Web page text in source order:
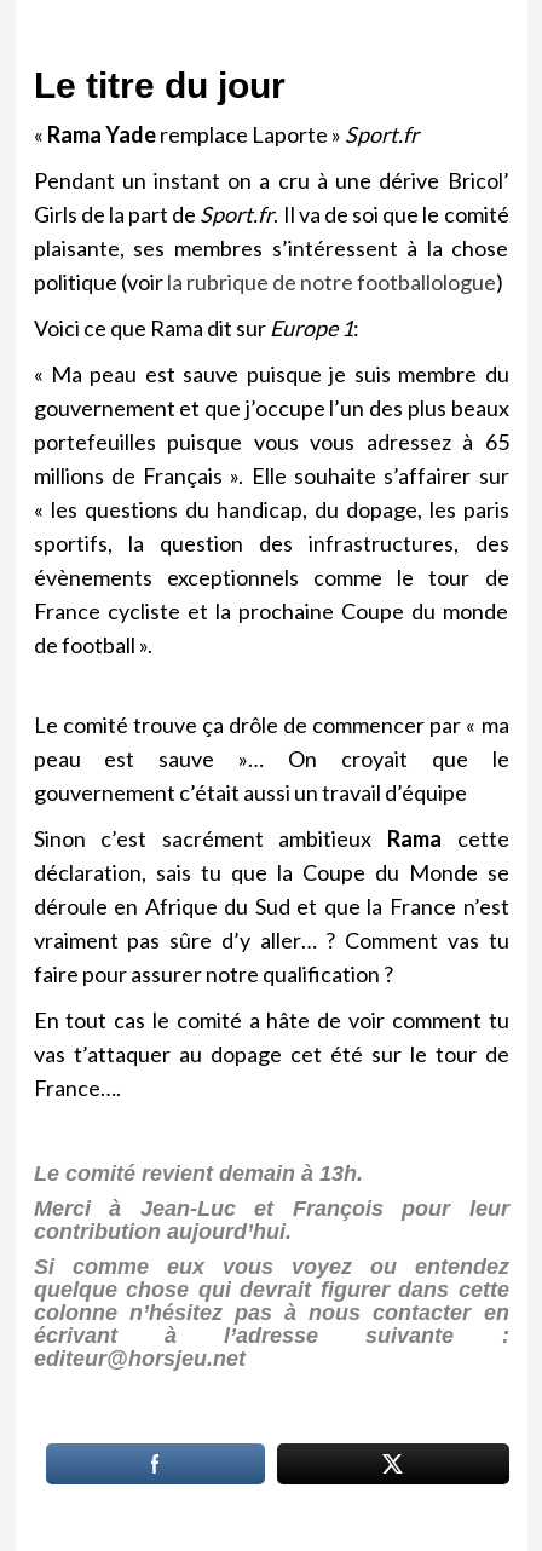
Le titre du jour
« Rama Yaderemplace Laporte » Sport.fr
Pendant un instant on a cru à une dérive Bricol’
Girls de la part de Sport.fr. Il va de soi que le comité
plaisante, ses membres s’intéressent à la chose
politique (voirla rubrique de notre footballologue)
Voici ce que Rama dit sur Europe 1:
« Ma peau est sauve puisque je suis membre du
gouvernement et que j’occupe l’un des plus beaux
portefeuilles puisque vous vous adressez à 65
millions de Français ». Elle souhaite s’affairer sur
« les questions du handicap, du dopage, les paris
sportifs, la question des infrastructures, des
évènements exceptionnels comme le tour de
France cycliste et la prochaine Coupe du monde
de football ».
Le comité trouve ça drôle de commencer par « ma
peau est sauve »… On croyait que le
gouvernement c’était aussi un travail d’équipe
Sinon c’est sacrément ambitieux Rama cette
déclaration, sais tu que la Coupe du Monde se
déroule en Afrique du Sud et que la France n’est
vraiment pas sûre d’y aller… ? Comment vas tu
faire pour assurer notre qualification ?
En tout cas le comité a hâte de voir comment tu
vas t’attaquer au dopage cet été sur le tour de
France….
Le comité revient demain à 13h.
Merci à Jean-Luc et François pour leur
contribution aujourd’hui.
Si comme eux vous voyez ou entendez
quelque chose qui devrait figurer dans cette
colonne n’hésitez pas à nous contacter en
écrivant à l’adresse suivante :
editeur@horsjeu.net